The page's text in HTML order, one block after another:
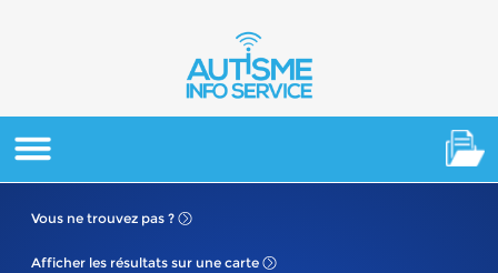
Vous ne trouvez pas ?
Afficher les résultats sur une carte